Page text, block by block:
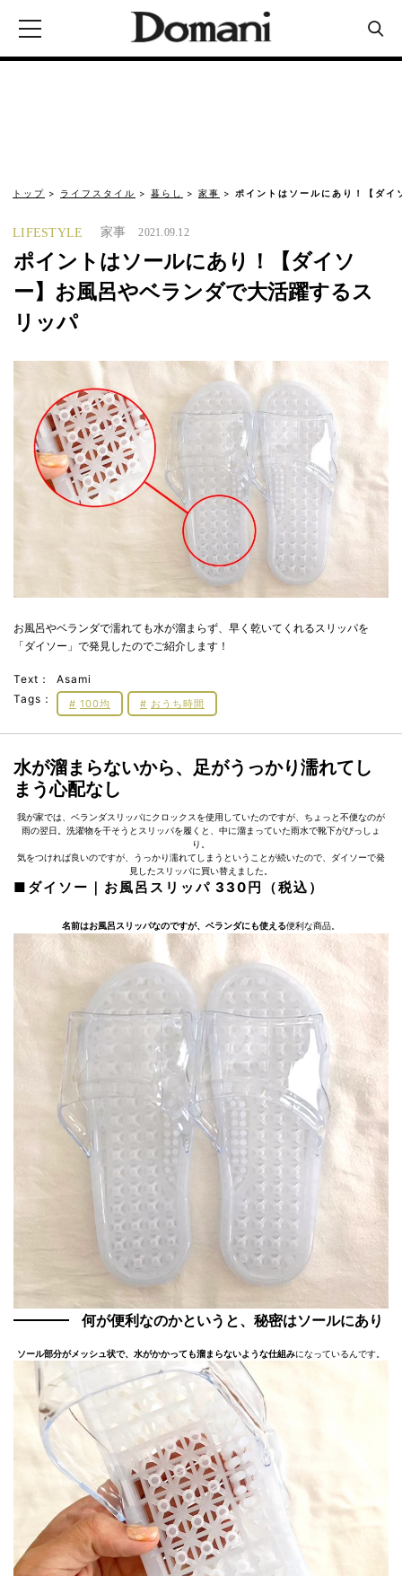
トップ ライフスタイル 暮らし 家事 ポイントはソールにあり！【ダ
LIFESTYLE 家事 2021.09.12
ポイントはソールにあり！【ダイソ
ー】お風呂やベランダで大活躍するス
リッパ
お風呂やベランダで濡れても水が溜まらず、早く乾いてくれるスリッパを
「ダイソー」で発見したのでご紹介します！
Text：
Asami
Tags：
100均 おうち時間
水が溜まらないから、足がうっかり濡れてし
まう心配なし
我が家では、ベランダスリッパにクロックスを使用していたのですが、ちょっと不便なのが
雨の翌日。洗濯物を干そうとスリッパを履くと、中に溜まっていた雨水で靴下がびっしょ
り。
気をつければ良いのですが、うっかり濡れてしまうということが続いたので、ダイソーで発
見したスリッパに買い替えました。
■ダイソー｜お風呂スリッパ 330円（税込）
名前はお風呂スリッパなのですが、ベランダにも使える便利な商品。
何が便利なのかというと、秘密はソールにあり
ソール部分がメッシュ状で、水がかかっても溜まらないような仕組みになっているんです。